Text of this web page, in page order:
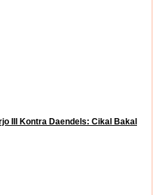
III Kontra Daendels: Cikal Bakal